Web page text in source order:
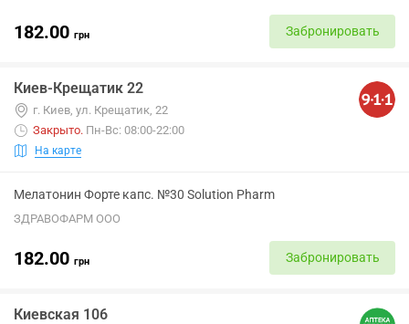
182.00 грн Забронировать
Киев-Крещатик 22
г. Киев, ул. Крещатик, 22
Закрыто. Пн-Вс: 08:00-22:00
На карте
Мелатонин Форте капс. №30 Solution Pharm
ЗДРАВОФАРМ ООО
182.00 грн Забронировать
Киевская 106